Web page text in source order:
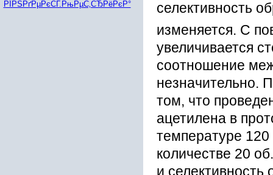
селективность
изменяется. С
увеличивается
соотношение
незначительно.
том, что
ацетилена в
температуре 120
количестве 20
и селективность